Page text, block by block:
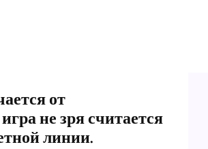
от
не зря считается
линии.